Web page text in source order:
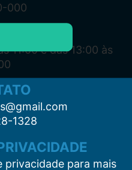
000
11:00 e das 13:00 às
1328
privacidade para mais